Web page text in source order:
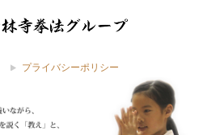
プライバシーポリシー